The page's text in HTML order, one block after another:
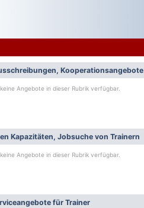
Kooperationsangebote
Angebote in dieser Rubrik verfügbar.
Kapazitäten, Jobsuche von Trainern
Angebote in dieser Rubrik verfügbar.
für Trainer